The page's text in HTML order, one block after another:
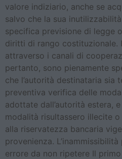
valore indiziario, anche se
salvo che la sua
specifica previsione di legge
diritti di rango costituzionale.
attraverso i canali di
pertanto, sono pienamente
che l’autorità destinataria sia
preventiva verifica delle
adottate dall’autorità estera,
modalità risultassero illecite
alla riservatezza bancaria
provenienza.
errore da non ripetere Il